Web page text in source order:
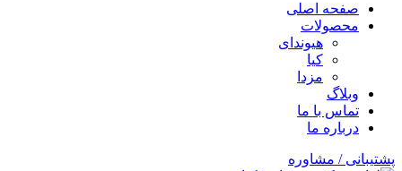
صفحه اصلی
محصولات
هیوندای
کیا
مزدا
وبلاگ
تماس با ما
درباره ما
پشتیبانی / مشاوره